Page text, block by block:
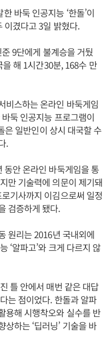
바둑 인공지능 ‘한돌’이
이겼다고 3일 밝혔다.
9단에게 불계승을 거뒀
해 1시간30분, 168수 만
비스하는 온라인 바둑게임
둑 인공지능 프로그램이
은 일반인이 상시 대국할 수
.
안 온라인 바둑게임을 통
만 기술력에 의문이 제기돼
기사까지 이김으로써 일정
검증하게 됐다.
원리는 2016년 국내외에
‘알파고’와 크게 다르지 않
틀 안에서 매번 같은 대답
는 점이었다. 한돌과 알파
용해 시행착오와 실수를 반
하는 ‘딥러닝’ 기술을 바